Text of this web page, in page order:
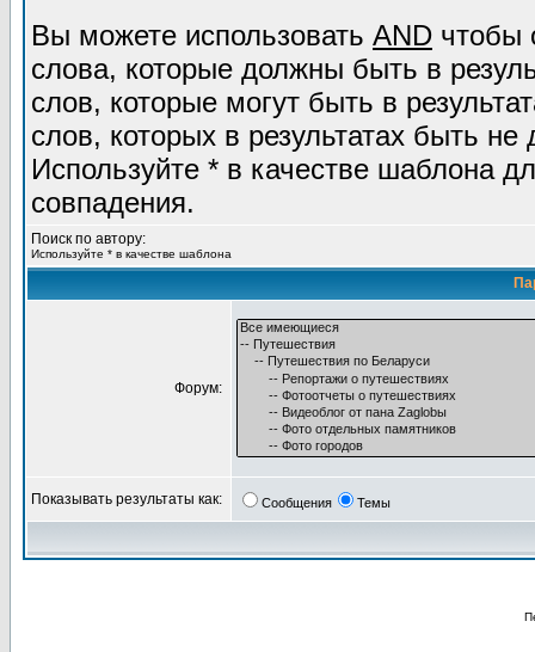
Вы можете использовать AND чтобы
слова, которые должны быть в
слов, которые могут быть в
слов, которых в результатах быть не
Используйте * в качестве шаблона
совпадения.
Поиск по автору:
Используйте * в качестве шаблона
Форум:
Показывать результаты как: Сообщения Темы